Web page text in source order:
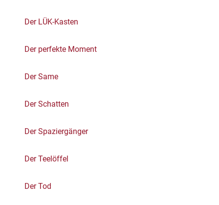
Der LÜK-Kasten
Der perfekte Moment
Der Same
Der Schatten
Der Spaziergänger
Der Teelöffel
Der Tod